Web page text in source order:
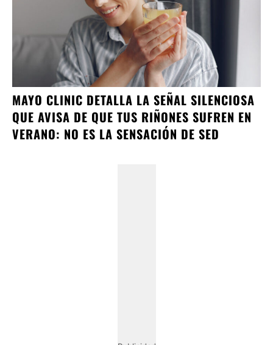
MAYO CLINIC DETALLA LA SEÑAL SILENCIOSA
QUE AVISA DE QUE TUS RIÑONES SUFREN EN
VERANO: NO ES LA SENSACIÓN DE SED